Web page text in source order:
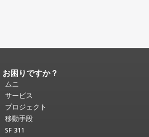
ページコンテンツの終わり。
ジの残りの部分はすべてのページで繰
り返されます。
頭に戻る。
お困りですか？
ムニ
サービス
プロジェクト
移動手段
SF 311